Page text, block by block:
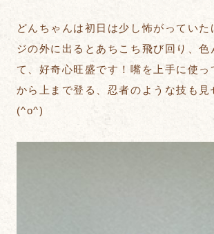
どんちゃんは初日は少し怖がっていた
ジの外に出るとあちこち飛び回り、色
て、好奇心旺盛です！嘴を上手に使っ
から上まで登る、忍者のような技も見
(^o^)